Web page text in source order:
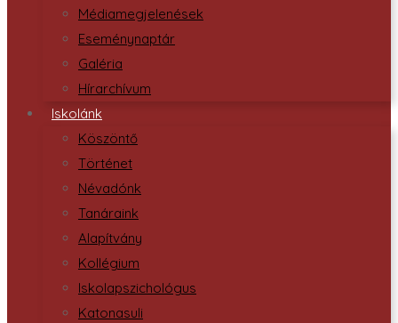
Médiamegjelenések
Eseménynaptár
Galéria
Hírarchívum
Iskolánk
Köszöntő
Történet
Névadónk
Tanáraink
Alapítvány
Kollégium
Iskolapszichológus
Katonasuli